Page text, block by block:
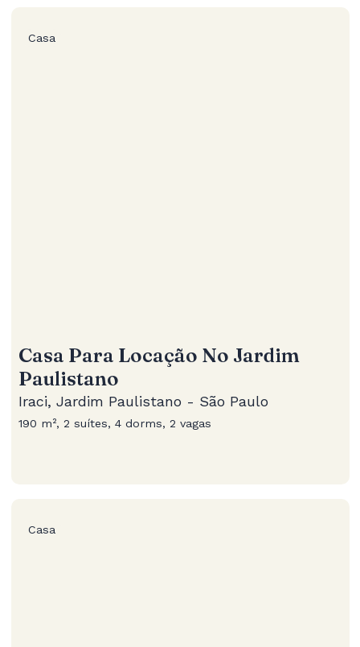
Casa
Casa Para Locação No Jardim
Paulistano
Iraci, Jardim Paulistano - São Paulo
190 m², 2 suítes, 4 dorms, 2 vagas
Casa